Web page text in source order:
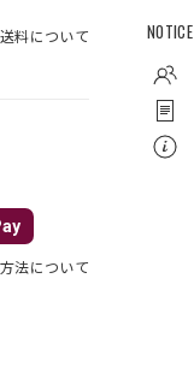
送料について
法について
NOTICE